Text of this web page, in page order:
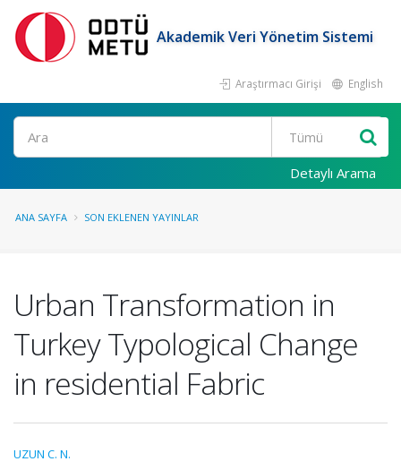
Akademik Veri Yönetim Sistemi
Araştırmacı Girişi English
Ara
Detaylı Arama
ANA SAYFA SON EKLENEN YAYINLAR
Urban Transformation in
Turkey Typological Change
in residential Fabric
UZUN C. N.